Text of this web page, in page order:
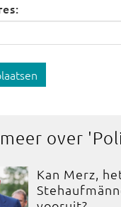
over '
Kan Merz,